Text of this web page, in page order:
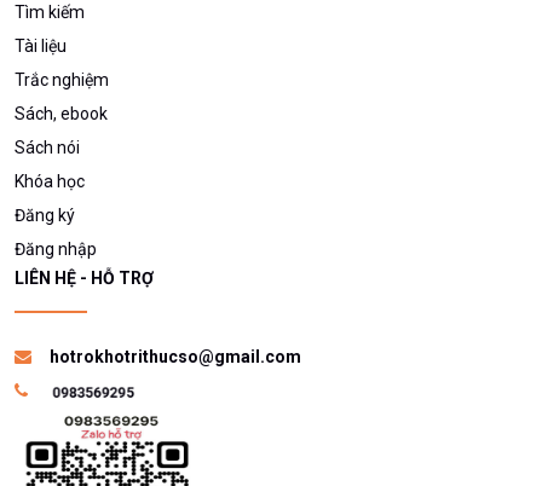
Tìm kiếm
Tài liệu
Trắc nghiệm
Sách, ebook
Sách nói
Khóa học
Đăng ký
Đăng nhập
LIÊN HỆ - HỖ TRỢ
hotrokhotrithucso@gmail.com